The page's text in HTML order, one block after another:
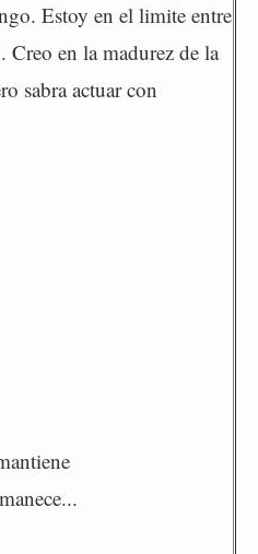
Estoy en el limite entre
Creo en la madurez de la
sabra actuar con